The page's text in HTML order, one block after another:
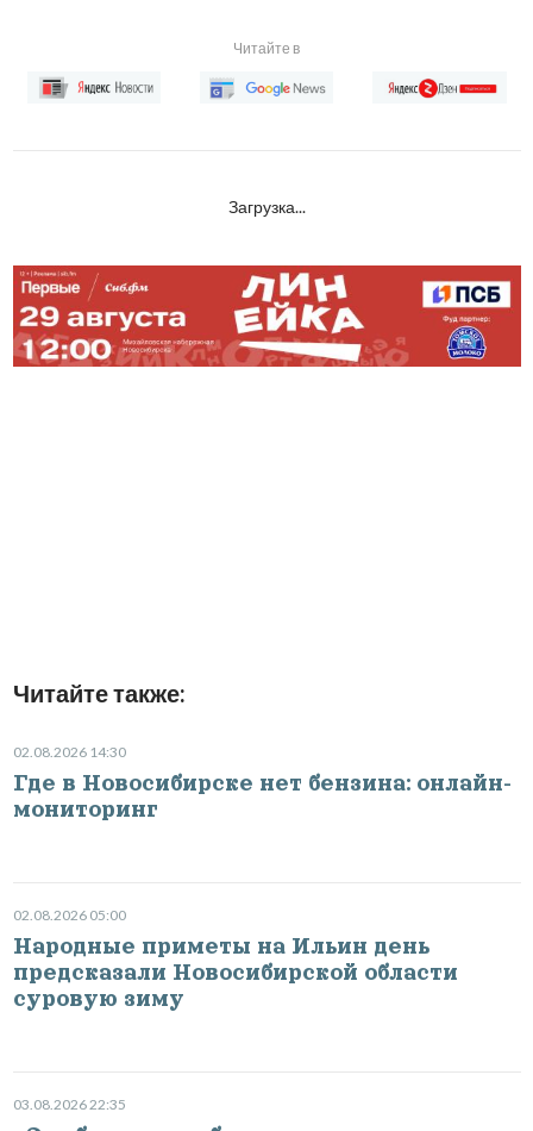
Читайте в
Загрузка...
Читайте также:
02.08.2026 14:30
Где в Новосибирске нет бензина: онлайн-
мониторинг
02.08.2026 05:00
Народные приметы на Ильин день
предсказали Новосибирской области
суровую зиму
03.08.2026 22:35